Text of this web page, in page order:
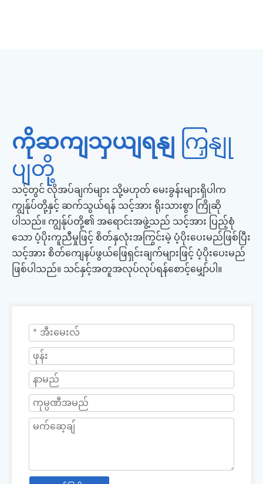
ကိုဆကျသှယျရနျ ကြှနျု
ပျတို့
သင့်တွင် လိုအပ်ချက်များ သို့မဟုတ် မေးခွန်းများရှိပါက
ကျွန်ုပ်တို့နှင့် ဆက်သွယ်ရန် သင့်အား ရိုးသားစွာ ကြိုဆို
ပါသည်။ ကျွန်ုပ်တို့၏ အရောင်းအဖွဲ့သည် သင့်အား ပြည့်စုံ
သော ပံ့ပိုးကူညီမှုဖြင့် စိတ်နှလုံးအကြွင်းမဲ့ ပံ့ပိုးပေးမည်ဖြစ်ပြီး
သင့်အား စိတ်ကျေနပ်ဖွယ်ဖြေရှင်းချက်များဖြင့် ပံ့ပိုးပေးမည်
ဖြစ်ပါသည်။ သင်နှင့်အတူအလုပ်လုပ်ရန်စောင့်မျှော်ပါ။